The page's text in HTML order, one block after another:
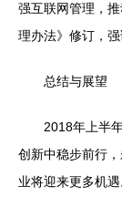
强互联网管理，
理办法》修订，强
总结与展望
2018年上半
创新中稳步前行
业将迎来更多机